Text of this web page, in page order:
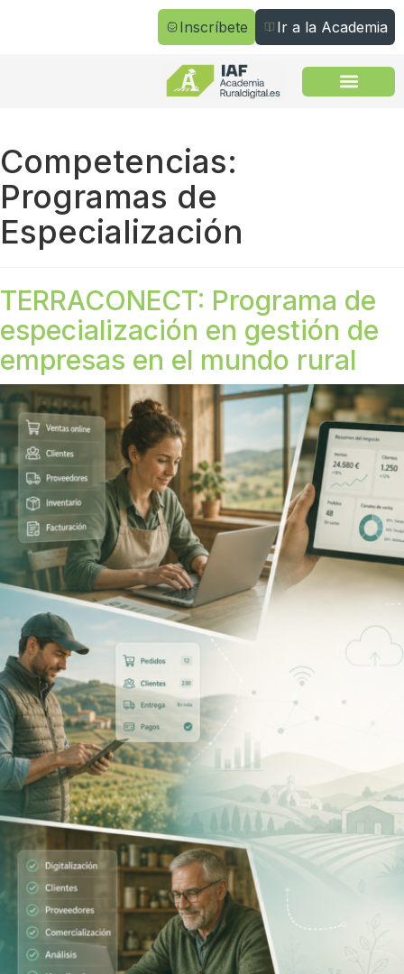
Inscríbete Ir a la Academia
Competencias:
Programas de
Especialización
TERRACONECT: Programa de
especialización en gestión de
empresas en el mundo rural